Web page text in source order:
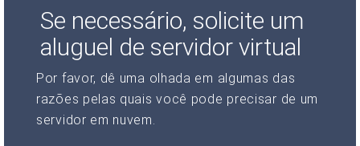
Se necessário, solicite um
aluguel de servidor virtual
Por favor, dê uma olhada em algumas das
razões pelas quais você pode precisar de um
servidor em nuvem.